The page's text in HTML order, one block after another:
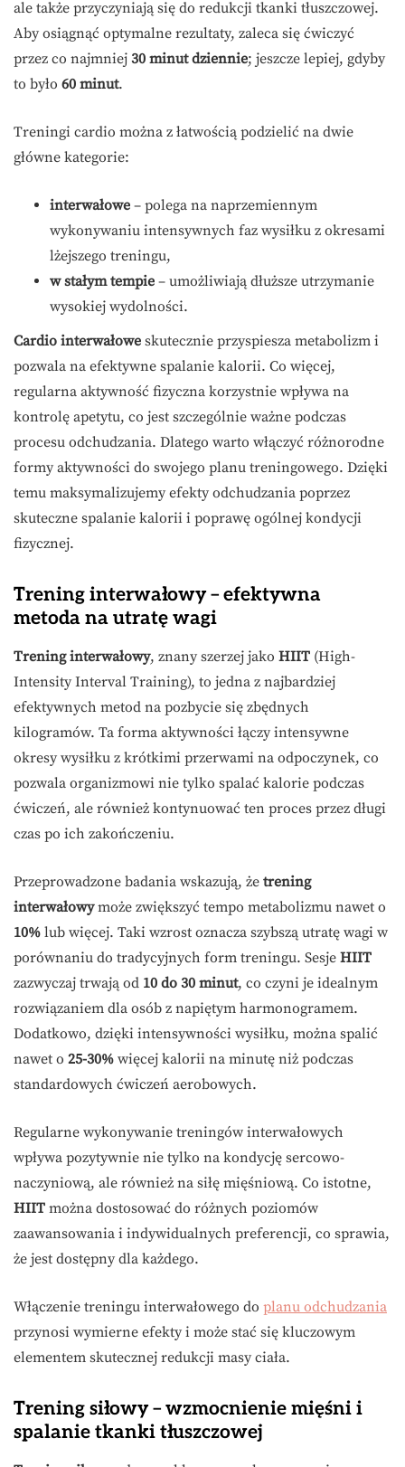
ale także przyczyniają się do redukcji tkanki tłuszczowej.
Aby osiągnąć optymalne rezultaty, zaleca się ćwiczyć
przez co najmniej 30 minut dziennie; jeszcze lepiej, gdyby
to było 60 minut.
Treningi cardio można z łatwością podzielić na dwie
główne kategorie:
interwałowe – polega na naprzemiennym
wykonywaniu intensywnych faz wysiłku z okresami
lżejszego treningu,
w stałym tempie – umożliwiają dłuższe utrzymanie
wysokiej wydolności.
Cardio interwałowe skutecznie przyspiesza metabolizm i
pozwala na efektywne spalanie kalorii. Co więcej,
regularna aktywność fizyczna korzystnie wpływa na
kontrolę apetytu, co jest szczególnie ważne podczas
procesu odchudzania. Dlatego warto włączyć różnorodne
formy aktywności do swojego planu treningowego. Dzięki
temu maksymalizujemy efekty odchudzania poprzez
skuteczne spalanie kalorii i poprawę ogólnej kondycji
fizycznej.
Trening interwałowy – efektywna
metoda na utratę wagi
Trening interwałowy, znany szerzej jako HIIT (High-
Intensity Interval Training), to jedna z najbardziej
efektywnych metod na pozbycie się zbędnych
kilogramów. Ta forma aktywności łączy intensywne
okresy wysiłku z krótkimi przerwami na odpoczynek, co
pozwala organizmowi nie tylko spalać kalorie podczas
ćwiczeń, ale również kontynuować ten proces przez długi
czas po ich zakończeniu.
Przeprowadzone badania wskazują, że trening
interwałowymoże zwiększyć tempo metabolizmu nawet o
10% lub więcej. Taki wzrost oznacza szybszą utratę wagi w
porównaniu do tradycyjnych form treningu. Sesje HIIT
zazwyczaj trwają od 10 do 30 minut, co czyni je idealnym
rozwiązaniem dla osób z napiętym harmonogramem.
Dodatkowo, dzięki intensywności wysiłku, można spalić
nawet o 25-30% więcej kalorii na minutę niż podczas
standardowych ćwiczeń aerobowych.
Regularne wykonywanie treningów interwałowych
wpływa pozytywnie nie tylko na kondycję sercowo-
naczyniową, ale również na siłę mięśniową. Co istotne,
HIIT można dostosować do różnych poziomów
zaawansowania i indywidualnych preferencji, co sprawia,
że jest dostępny dla każdego.
Włączenie treningu interwałowego do planu odchudzania
przynosi wymierne efekty i może stać się kluczowym
elementem skutecznej redukcji masy ciała.
Trening siłowy – wzmocnienie mięśni i
spalanie tkanki tłuszczowej